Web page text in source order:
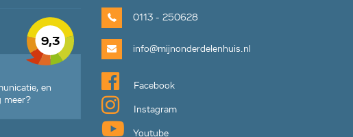
9,3
en
meer?
0113 - 250628
info@mijnonderdelenhuis.nl
Facebook
Instagram
Youtube